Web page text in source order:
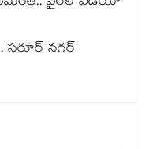
సరూర్ నగర్